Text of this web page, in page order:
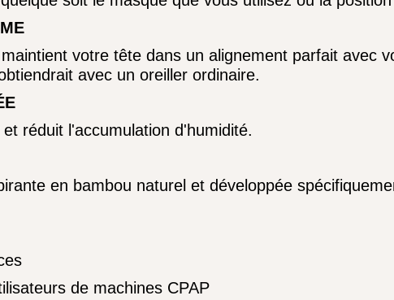
votre tête dans un alignement parfait avec
avec un oreiller ordinaire.
réduit l'accumulation d'humidité.
en bambou naturel et développée
de machines CPAP